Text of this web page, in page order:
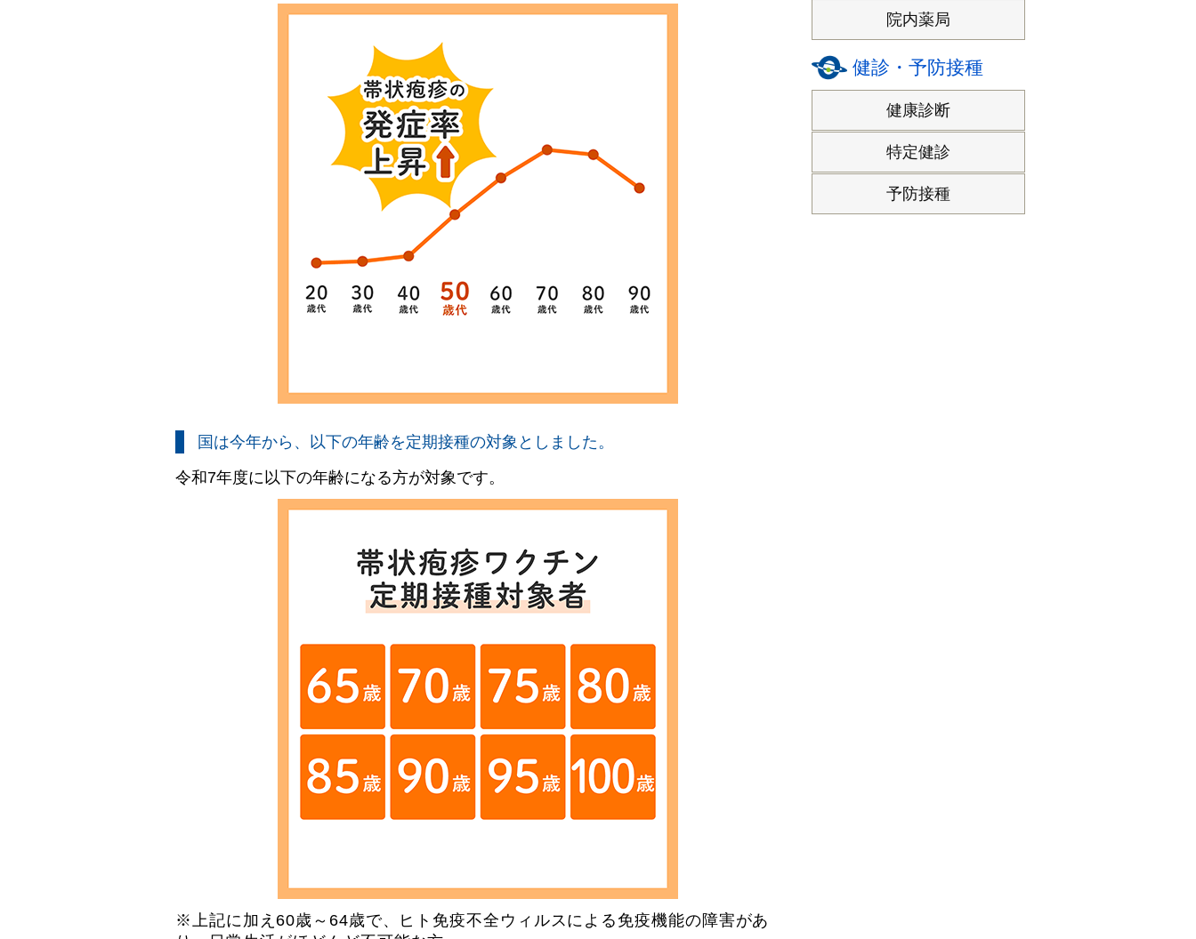
国は今年から、以下の年齢を定期接種の対象としました。
令和7年度に以下の年齢になる方が対象です。
※上記に加え60歳～64歳で、ヒト免疫不全ウィルスによる免疫機能の障害があ
院内薬局
健診・予防接種
健康診断
特定健診
予防接種